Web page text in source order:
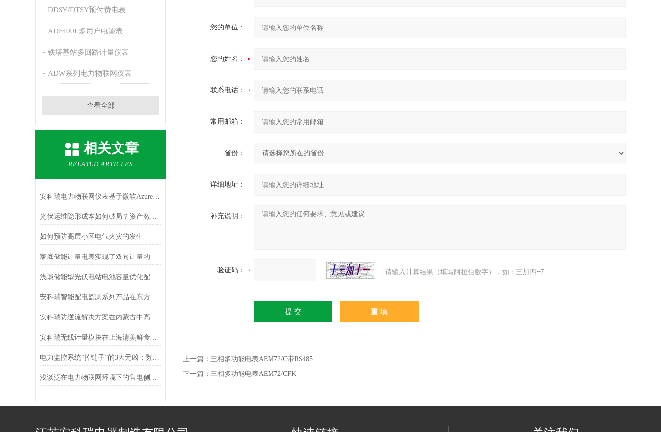
DDSY/DTSY预付费电表
ADF400L多用户电能表
铁塔基站多回路计量仪表
ADW系列电力物联网仪表
查看全部
相关文章
RELATED ARTICLES
安科瑞电力物联网仪表基于微软Azure对接海外电力平台
光伏运维隐形成本如何破局？资产激励策略在公益场馆的应用
如何预防高层小区电气火灾的发生
家庭储能计量电表实现了双向计量的功能
浅谈储能型光伏电站电池容量优化配置与协调控制
安科瑞智能配电监测系列产品在东方希望北海氧化铝项目的应用
安科瑞防逆流解决方案在内蒙古中高绿能能源7MW分布式光伏项目的应用
安科瑞无线计量模块在上海清美鲜食厂区项目中的应用
电力监控系统“掉链子”的3大元凶：数据延迟、误报与设备罢工
浅谈泛在电力物联网环境下的售电侧电力市场商业模式研究
您的单位：
您的姓名：
联系电话：
常用邮箱：
省份：
详细地址：
补充说明：
验证码： 请输入计算结果（填写阿拉伯数字），如：三加四=7
上一篇： 三相多功能电表AEM72/C带RS485
下一篇： 三相多功能电表AEM72/CFK